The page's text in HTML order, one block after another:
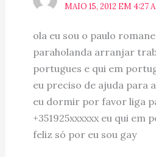
MAIO 15, 2012 EM 4:27
ola eu sou o paulo
paraholanda arranjar
portugues e qui em
eu preciso de ajuda para
eu dormir por favor liga
+351925xxxxxx eu qui em
feliz só por eu sou gay